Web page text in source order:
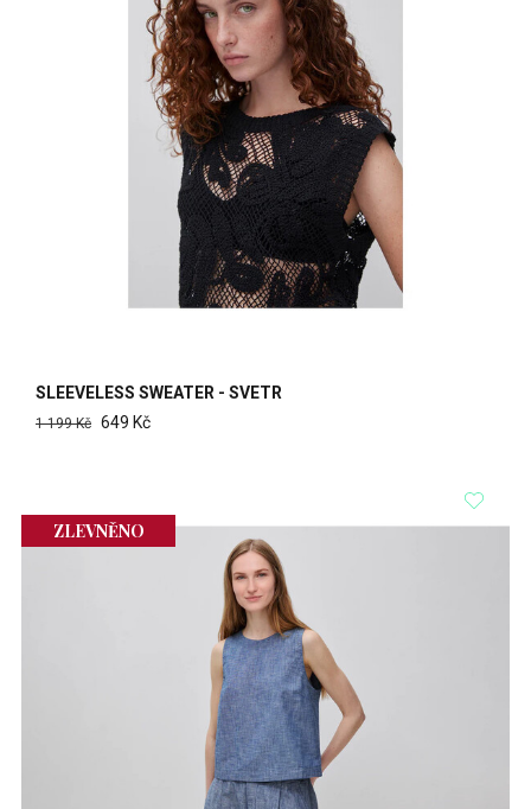
SLEEVELESS SWEATER - SVETR
1 199 Kč 649 Kč
ZLEVNĚNO